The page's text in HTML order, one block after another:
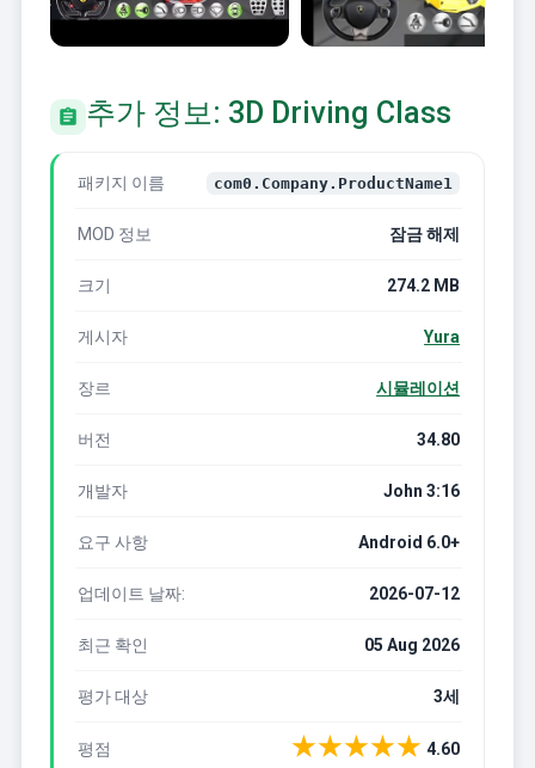
추가 정보: 3D Driving Class
패키지 이름 com0.Company.ProductName1
MOD 정보 잠금 해제
크기 274.2 MB
게시자 Yura
장르 시뮬레이션
버전 34.80
개발자 John 3:16
요구 사항 Android 6.0+
업데이트 날짜: 2026-07-12
최근 확인 05 Aug 2026
평가 대상 3세
평점 ★★★★★ 4.60